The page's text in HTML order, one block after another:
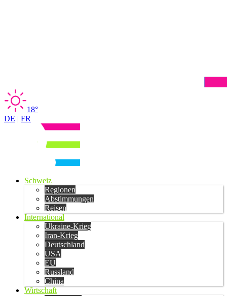
18°
DE | FR
Schweiz
Regionen
Abstimmungen
Reisen
International
Ukraine-Krieg
Iran-Krieg
Deutschland
USA
EU
Russland
China
Wirtschaft